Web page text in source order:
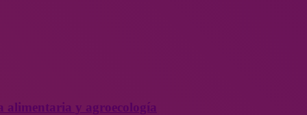
alimentaria y agroecología